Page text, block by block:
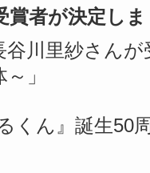
者が決定し
谷川里紗さん
」
くん』誕生50